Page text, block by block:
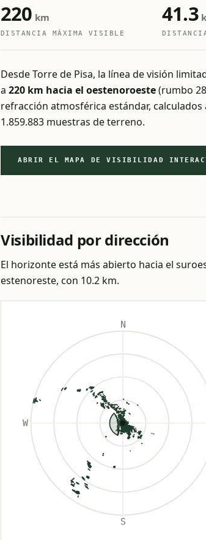
220 km
DISTANCIA MÁXIMA VISIBLE
41.3
Desde Torre de Pisa, la línea de visión
a 220 km hacia el oestenoroeste(rumbo
refracción atmosférica estándar,
1.859.883 muestras de terreno.
ABRIR EL MAPA DE VISIBILIDAD
Visibilidad por dirección
El horizonte está más abierto hacia el
estenoreste, con 10.2 km.